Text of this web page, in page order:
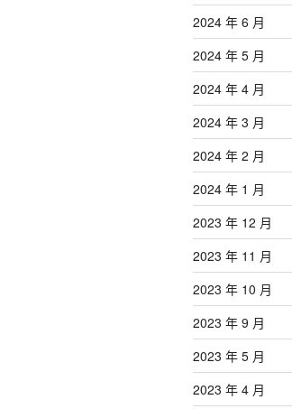
2024 年 6 月
2024 年 5 月
2024 年 4 月
2024 年 3 月
2024 年 2 月
2024 年 1 月
2023 年 12 月
2023 年 11 月
2023 年 10 月
2023 年 9 月
2023 年 5 月
2023 年 4 月